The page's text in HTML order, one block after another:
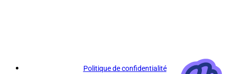
Politique de confidentialité